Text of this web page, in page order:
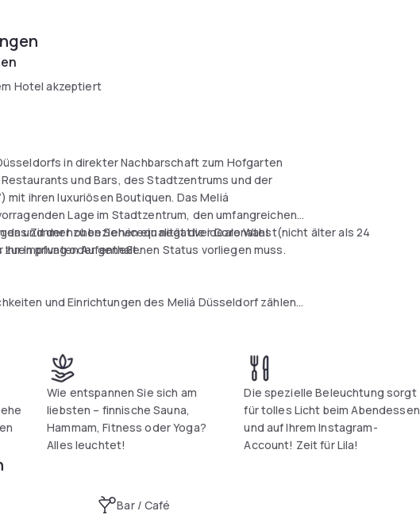
Hotel akzeptiert
in direkter Nachbarschaft zum Hofgarten
und Bars, des Stadtzentrums und der
mit ihren luxuriösen Boutiquen. Das Meliá
Lage im Stadtzentrum, den umfangreichen
und der hohen Servicequalität die ideale Wahl
privaten Aufenthalt.
das Zimmer zu beziehen ein negativer Coronatest(nicht älter als 24
Impfung oder geneßenen Status vorliegen muss.
und Einrichtungen des Meliá Düsseldorf zählen
mit erlesener Ausstattung, geräumige Gastronomiebereiche
Lounge), 9 Konferenzräume für maximal 250 Personen,
der exklusiv unseren Gästen vorbehalten
ein vollausgestattete Wellness Area(Coronabedingt geschlossen)
Wellnessdusche und Ruhebereich
Wie entspannen Sie sich am
liebsten – finnische Sauna,
Hammam, Fitness oder Yoga?
Alles leuchtet!
Die spezielle Beleuchtung sorgt
für tolles Licht beim Abendessen
und auf Ihrem Instagram-
Account! Zeit für Lila!
Bar / Café